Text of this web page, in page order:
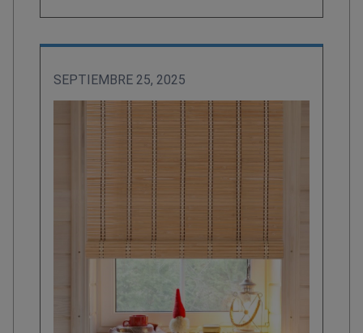
SEPTIEMBRE 25, 2025